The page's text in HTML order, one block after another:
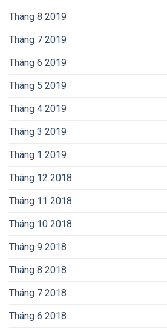
Tháng 8 2019
Tháng 7 2019
Tháng 6 2019
Tháng 5 2019
Tháng 4 2019
Tháng 3 2019
Tháng 1 2019
Tháng 12 2018
Tháng 11 2018
Tháng 10 2018
Tháng 9 2018
Tháng 8 2018
Tháng 7 2018
Tháng 6 2018